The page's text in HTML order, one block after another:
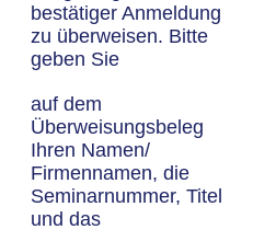
bestätiger Anmeldung
zu überweisen. Bitte
geben Sie
auf dem
Überweisungsbeleg
Ihren Namen/
Firmennamen, die
Seminarnummer, Titel
und das